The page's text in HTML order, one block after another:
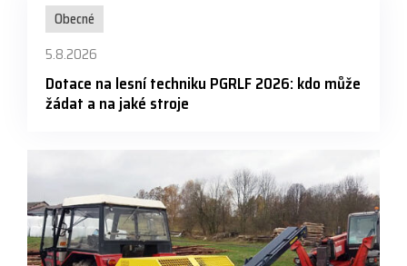
Obecné
5.8.2026
Dotace na lesní techniku PGRLF 2026: kdo může
žádat a na jaké stroje